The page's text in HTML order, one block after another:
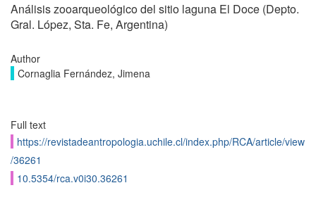
Análisis zooarqueológico del sitio laguna El Doce (Depto.
Gral. López, Sta. Fe, Argentina)
Author
Cornaglia Fernández, Jimena
Full text
https://revistadeantropologia.uchile.cl/index.php/RCA/article/view
/36261
10.5354/rca.v0i30.36261